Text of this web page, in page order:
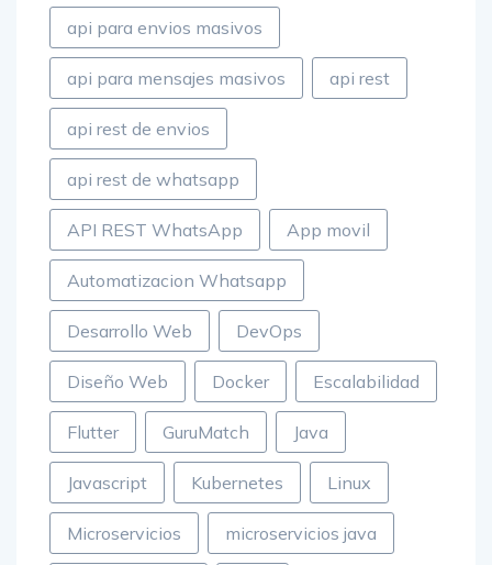
api para envios masivos
api para mensajes masivos api rest
api rest de envios
api rest de whatsapp
API REST WhatsApp App movil
Automatizacion Whatsapp
Desarrollo Web DevOps
Diseño Web Docker Escalabilidad
Flutter GuruMatch Java
Javascript Kubernetes Linux
Microservicios microservicios java